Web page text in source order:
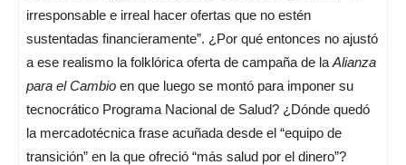
irresponsable e irreal hacer ofertas que no estén
sustentadas financieramente”. ¿Por qué entonces no ajustó
a ese realismo la folklórica oferta de campaña de la Alianza
para el Cambio en que luego se montó para imponer su
tecnocrático Programa Nacional de Salud? ¿Dónde quedó
la mercadotécnica frase acuñada desde el “equipo de
transición” en la que ofreció “más salud por el dinero”?